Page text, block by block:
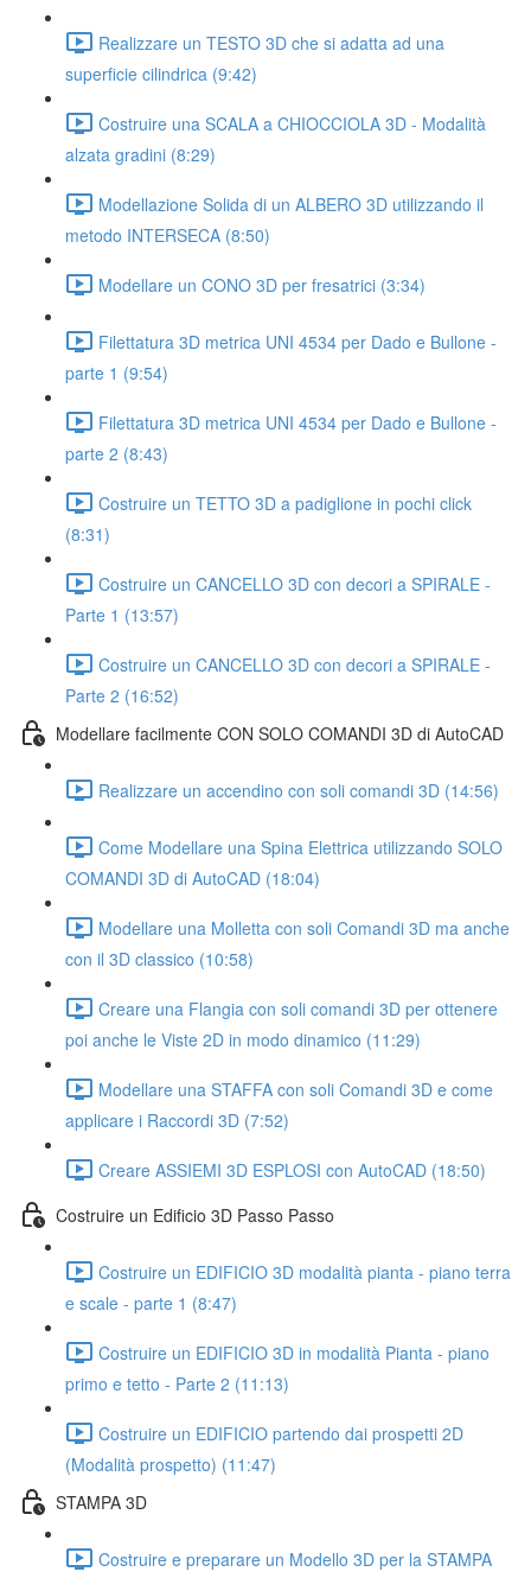
Realizzare un TESTO 3D che si adatta ad una
superficie cilindrica (9:42)
Costruire una SCALA a CHIOCCIOLA 3D - Modalità
alzata gradini (8:29)
Modellazione Solida di un ALBERO 3D utilizzando il
metodo INTERSECA (8:50)
Modellare un CONO 3D per fresatrici (3:34)
Filettatura 3D metrica UNI 4534 per Dado e Bullone -
parte 1 (9:54)
Filettatura 3D metrica UNI 4534 per Dado e Bullone -
parte 2 (8:43)
Costruire un TETTO 3D a padiglione in pochi click
(8:31)
Costruire un CANCELLO 3D con decori a SPIRALE -
Parte 1 (13:57)
Costruire un CANCELLO 3D con decori a SPIRALE -
Parte 2 (16:52)
Modellare facilmente CON SOLO COMANDI 3D di AutoCAD
Realizzare un accendino con soli comandi 3D (14:56)
Come Modellare una Spina Elettrica utilizzando SOLO
COMANDI 3D di AutoCAD (18:04)
Modellare una Molletta con soli Comandi 3D ma anche
con il 3D classico (10:58)
Creare una Flangia con soli comandi 3D per ottenere
poi anche le Viste 2D in modo dinamico (11:29)
Modellare una STAFFA con soli Comandi 3D e come
applicare i Raccordi 3D (7:52)
Creare ASSIEMI 3D ESPLOSI con AutoCAD (18:50)
Costruire un Edificio 3D Passo Passo
Costruire un EDIFICIO 3D modalità pianta - piano terra
e scale - parte 1 (8:47)
Costruire un EDIFICIO 3D in modalità Pianta - piano
primo e tetto - Parte 2 (11:13)
Costruire un EDIFICIO partendo dai prospetti 2D
(Modalità prospetto) (11:47)
STAMPA 3D
Costruire e preparare un Modello 3D per la STAMPA